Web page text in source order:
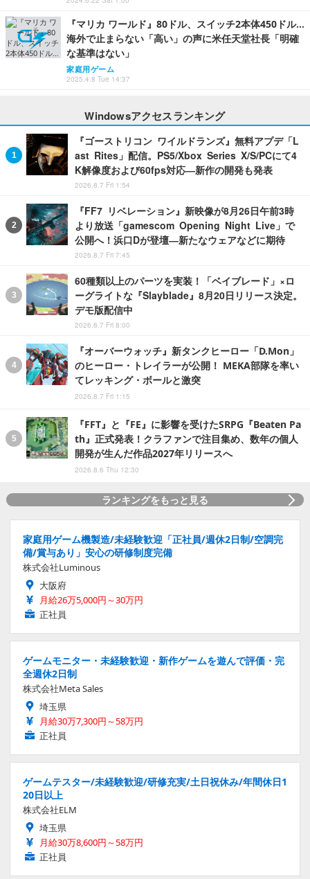
『マリカ ワールド』80ドル、スイッチ2本体450ドル…
海外で止まらない「高い」の声に米任天堂社長「明確
な基準はない」
家庭用ゲーム
2025.4.8 Tue 14:37
Windowsアクセスランキング
『ゴーストリコン ワイルドランズ』無料アプデ「L
ast Rites」配信。PS5/Xbox Series X/S/PCにて4
K解像度および60fps対応―新作の開発も発表
2026.8.7 Fri 1:54
『FF7 リベレーション』新映像が8月26日午前3時
より放送「gamescom Opening Night Live」で
公開へ！浜口Dが登壇―新たなウェアなどに期待
2026.8.7 Fri 7:45
60種類以上のパーツを実装！「ベイブレード」×ロ
ーグライトな『Slayblade』8月20日リリース決定。
デモ版配信中
2026.8.7 Fri 8:00
『オーバーウォッチ』新タンクヒーロー「D.Mon」
のヒーロー・トレイラーが公開！ MEKA部隊を率い
てレッキング・ボールと激突
2026.8.7 Fri 1:15
『FFT』と『FE』に影響を受けたSRPG『Beaten Pa
th』正式発表！クラファンで注目集め、数年の個人
開発が生んだ作品2027年リリースへ
2026.8.6 Thu 12:30
ランキングをもっと見る
家庭用ゲーム機製造/未経験歓迎「正社員/週休2日制/空調完
備/賞与あり」安心の研修制度完備
株式会社Luminous
大阪府
月給26万5,000円～30万円
正社員
ゲームモニター・未経験歓迎・新作ゲームを遊んで評価・完
全週休2日制
株式会社Meta Sales
埼玉県
月給30万7,300円～58万円
正社員
ゲームテスター/未経験歓迎/研修充実/土日祝休み/年間休日1
20日以上
株式会社ELM
埼玉県
月給30万8,600円～58万円
正社員